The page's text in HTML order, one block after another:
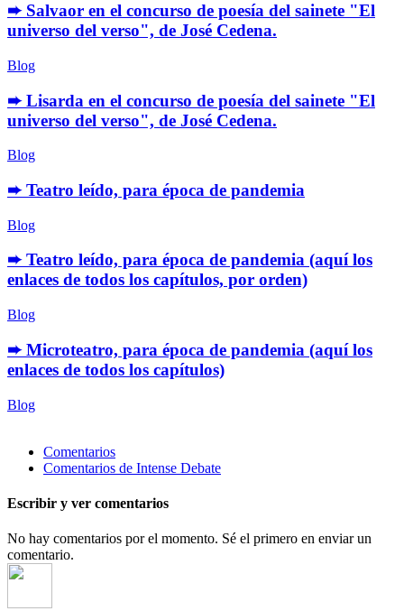
➨ Salvaor en el concurso de poesía del sainete "El
universo del verso", de José Cedena.
Blog
➨ Lisarda en el concurso de poesía del sainete "El
universo del verso", de José Cedena.
Blog
➨ Teatro leído, para época de pandemia
Blog
➨ Teatro leído, para época de pandemia (aquí los
enlaces de todos los capítulos, por orden)
Blog
➨ Microteatro, para época de pandemia (aquí los
enlaces de todos los capítulos)
Blog
Comentarios
Comentarios de Intense Debate
Escribir y ver comentarios
No hay comentarios por el momento. Sé el primero en enviar un
comentario.